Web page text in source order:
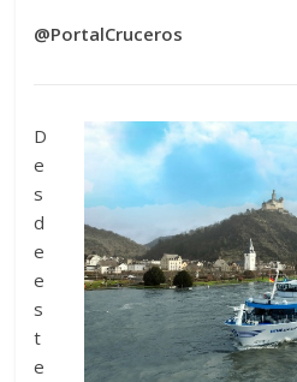
@PortalCruceros
D
e
s
d
e
e
s
t
e